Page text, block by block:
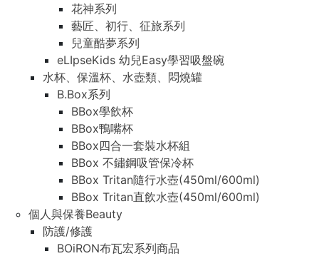
花神系列
藝匠、初行、征旅系列
兒童酷夢系列
eLIpseKids 幼兒Easy學習吸盤碗
水杯、保溫杯、水壺類、悶燒罐
B.Box系列
BBox學飲杯
BBox鴨嘴杯
BBox四合一套裝水杯組
BBox 不鏽鋼吸管保冷杯
BBox Tritan隨行水壺(450ml/600ml)
BBox Tritan直飲水壺(450ml/600ml)
個人與保養Beauty
防護/修護
BOiRON布瓦宏系列商品